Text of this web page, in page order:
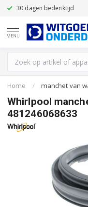
30 dagen bedenktijd
MENU
Home / manchet van
Whirlpool
481246068633